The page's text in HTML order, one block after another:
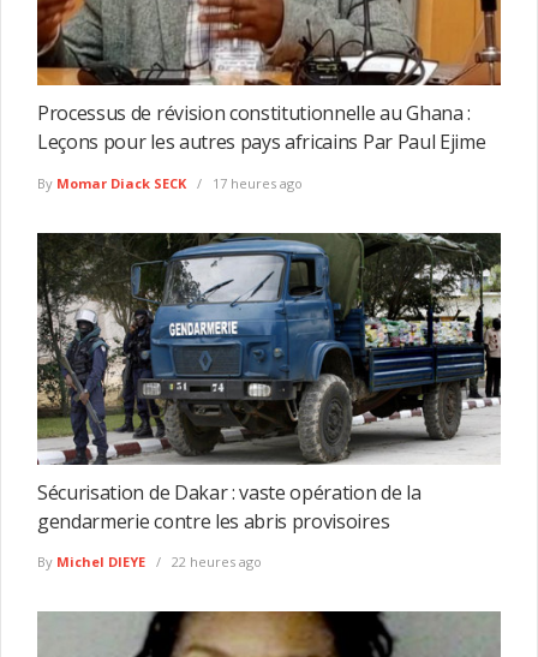
Processus de révision constitutionnelle au Ghana :
Leçons pour les autres pays africains Par Paul Ejime
By Momar Diack SECK 17 heures ago
Sécurisation de Dakar : vaste opération de la
gendarmerie contre les abris provisoires
By Michel DIEYE 22 heures ago